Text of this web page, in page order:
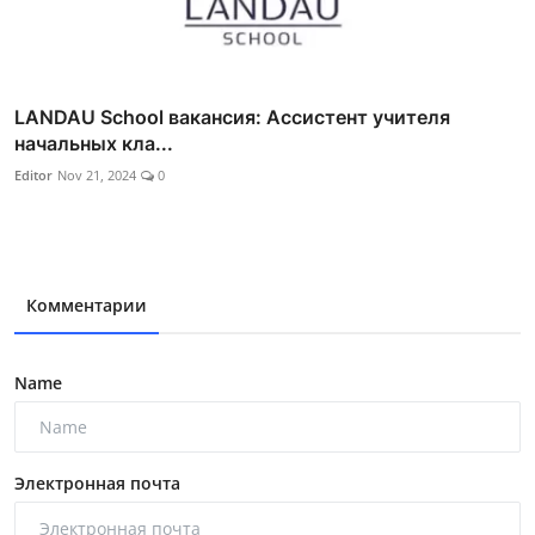
LANDAU School вакансия: Ассистент учителя
начальных кла...
Editor Nov 21, 2024 0
Комментарии
Name
Электронная почта